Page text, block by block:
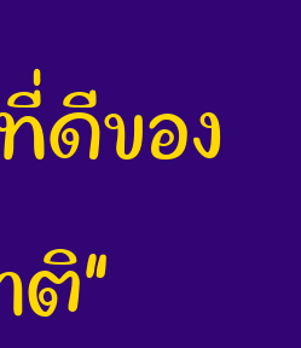
ดีของ
ติ”